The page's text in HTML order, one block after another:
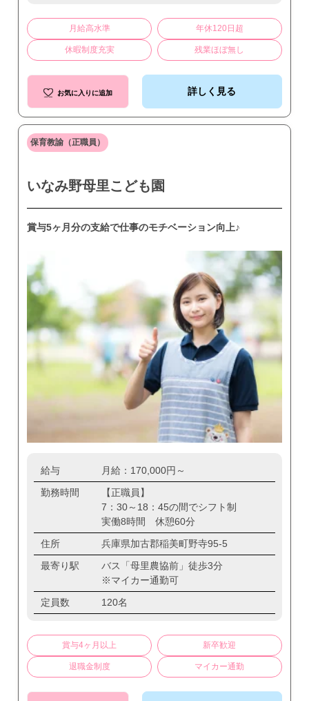
月給高水準 年休120日超
休暇制度充実 残業ほぼ無し
お気に入りに追加 詳しく見る
保育教諭（正職員）
いなみ野母里こども園
賞与5ヶ月分の支給で仕事のモチベーション向上♪
給与
月給：170,000円～
勤務時間
【正職員】
7：30～18：45の間でシフト制
実働8時間 休憩60分
住所
兵庫県加古郡稲美町野寺95-5
最寄り駅
バス「母里農協前」徒歩3分
※マイカー通勤可
定員数
120名
賞与4ヶ月以上 新卒歓迎
退職金制度 マイカー通勤